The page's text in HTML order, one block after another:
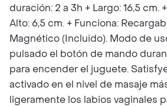
duración: 2 a 3h + Largo: 16,5 cm.
Alto: 6,5 cm. + Funciona:
Magnético (Incluido). Modo de
pulsado el botón de mando
para encender el juguete.
activado en el nivel de masaje
ligeramente los labios vaginales